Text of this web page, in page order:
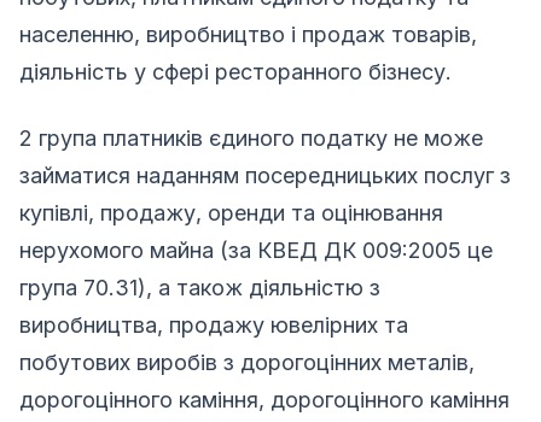
населенню, виробництво і продаж товарів,
діяльність у сфері ресторанного бізнесу.
2 група платників єдиного податку не може
займатися наданням посередницьких послуг з
купівлі, продажу, оренди та оцінювання
нерухомого майна (за КВЕД ДК 009:2005 це
група 70.31), а також діяльністю з
виробництва, продажу ювелірних та
побутових виробів з дорогоцінних металів,
дорогоцінного каміння, дорогоцінного каміння